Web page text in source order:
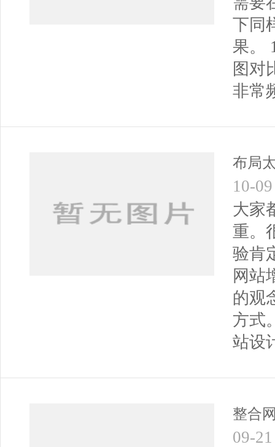
下同
果。
图对
非常
布局
10-09
大家
重。
验肯
网站
的观
方式
站设
整合
09-21